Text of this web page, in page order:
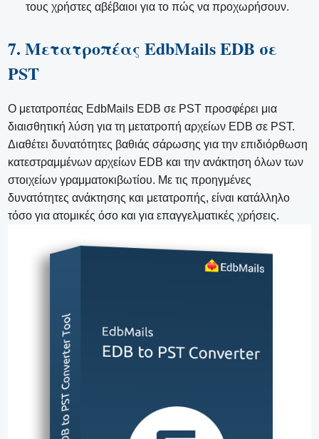
τους χρήστες αβέβαιοι για το πώς να προχωρήσουν.
7. Μετατροπέας EdbMails EDB σε
PST
Ο μετατροπέας EdbMails EDB σε PST προσφέρει μια
διαισθητική λύση για τη μετατροπή αρχείων EDB σε PST.
Διαθέτει δυνατότητες βαθιάς σάρωσης για την επιδιόρθωση
κατεστραμμένων αρχείων EDB και την ανάκτηση όλων των
στοιχείων γραμματοκιβωτίου. Με τις προηγμένες
δυνατότητες ανάκτησης και μετατροπής, είναι κατάλληλο
τόσο για ατομικές όσο και για επαγγελματικές χρήσεις.